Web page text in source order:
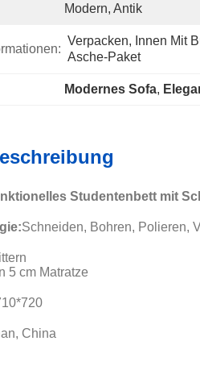
Modern, Antik
Verpacken, Innen Mit
Asche-Paket
Modernes Sofa,
Studentenbett mit
Schneiden, Bohren, Polieren,
5 cm Matratze
China